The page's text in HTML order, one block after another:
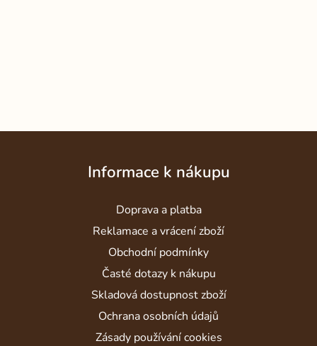
Informace k nákupu
Doprava a platba
Reklamace a vrácení zboží
Obchodní podmínky
Časté dotazy k nákupu
Skladová dostupnost zboží
Ochrana osobních údajů
Zásady používání cookies